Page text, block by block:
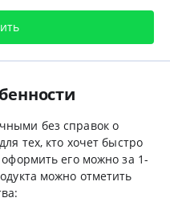
без справок о
тех, кто хочет быстро
его можно за 1-
можно отметить